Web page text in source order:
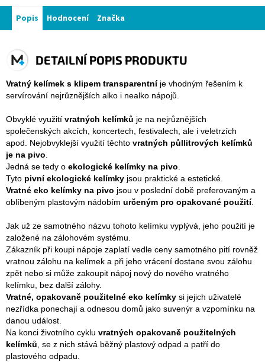
Popis Hodnocení Značka
DETAILNÍ POPIS PRODUKTU
Vratný kelímek s klipem transparentníje vhodným řešením k
servírování nejrůznějších alko i nealko nápojů.
Obvyklé využití vratných kelímků je na nejrůznějších
společenských akcích, koncertech, festivalech, ale i veletrzích
apod. Nejobvyklejší využití těchto vratných půllitrových kelímků
je na pivo
Jedná se tedy o ekologické kelímky na pivo
Tyto pivní ekologické kelímky jsou praktické a estetické.
Vratné eko kelímky na pivo jsou v poslední době preferovaným a
oblíbeným plastovým nádobím určeným pro opakované použití.
Jak už ze samotného názvu tohoto kelímku vyplývá, jeho použití je
založené na zálohovém systému.
Zákazník při koupi nápoje zaplatí vedle ceny samotného pití rovněž
vratnou zálohu na kelímek a při jeho vrácení dostane svou zálohu
zpět nebo si může zakoupit nápoj nový do nového vratného
kelímku, bez další zálohy.
Vratné, opakovaně použitelné eko kelímky si jejich uživatelé
nezřídka ponechají a odnesou domů jako suvenýr a vzpomínku na
danou událost.
Na konci životního cyklu vratných opakovaně použitelných
kelímků , se z nich stává běžný plastový odpad a patří do
plastového odpadu.